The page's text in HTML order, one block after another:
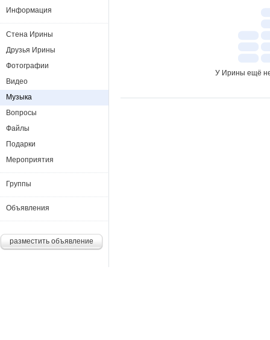
У Ирины ещё
Информация
Стена Ирины
Друзья Ирины
Фотографии
Видео
Музыка
Вопросы
Файлы
Подарки
Мероприятия
Группы
Объявления
разместить объявление